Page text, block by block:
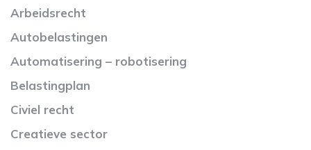
Arbeidsrecht
Autobelastingen
Automatisering – robotisering
Belastingplan
Civiel recht
Creatieve sector